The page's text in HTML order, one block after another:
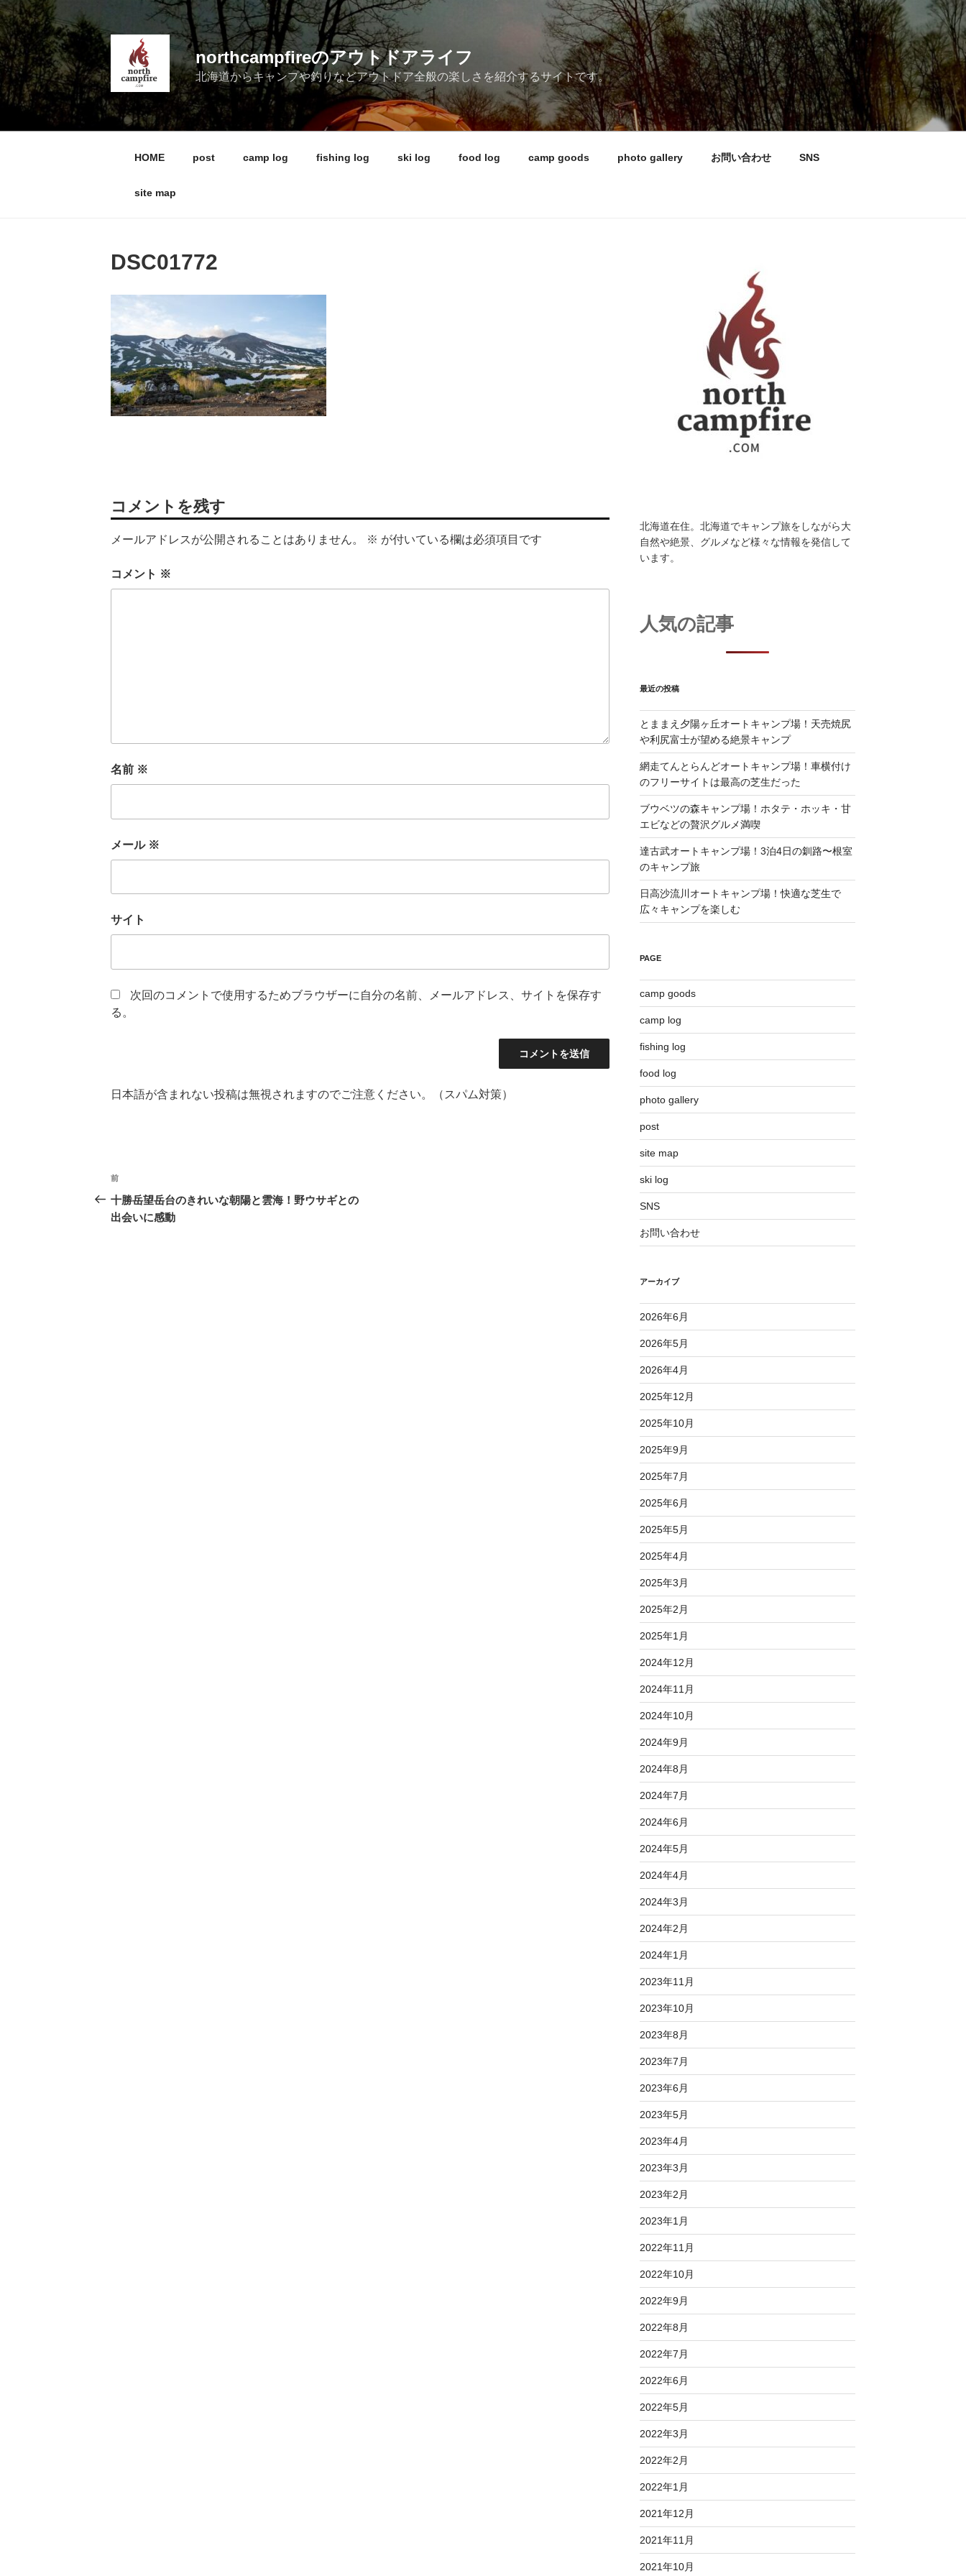
コ
ン
テ
ン
ツ
へ
キ
northcampfireのアウトドアライフ
北海道からキャンプや釣りなどアウトドア全般の楽しさを紹介するサイトです。
HOME post camp log fishing log ski log food log camp goods photo gallery お問い合わせ SNS
site map
DSC01772
コメントを残す
メールアドレスが公開されることはありません。 ※ が付いている欄は必須項目です
コメント ※
名前 ※
メール ※
サイト
次回のコメントで使用するためブラウザーに自分の名前、メールアドレス、サイトを保存す
る。
日本語が含まれない投稿は無視されますのでご注意ください。（スパム対策）
投
稿
ナ
前
の
投
前
十勝岳望岳台のきれいな朝陽と雲海！野ウサギとの
出会いに感動
北海道在住。北海道でキャンプ旅をしながら大
自然や絶景、グルメなど様々な情報を発信して
います。
人気の記事
最近の投稿
とままえ夕陽ヶ丘オートキャンプ場！天売焼尻
や利尻富士が望める絶景キャンプ
網走てんとらんどオートキャンプ場！車横付け
のフリーサイトは最高の芝生だった
ブウベツの森キャンプ場！ホタテ・ホッキ・甘
エビなどの贅沢グルメ満喫
達古武オートキャンプ場！3泊4日の釧路〜根室
のキャンプ旅
日高沙流川オートキャンプ場！快適な芝生で
広々キャンプを楽しむ
PAGE
camp goods
camp log
fishing log
food log
photo gallery
post
site map
ski log
SNS
お問い合わせ
アーカイブ
2026年6月
2026年5月
2026年4月
2025年12月
2025年10月
2025年9月
2025年7月
2025年6月
2025年5月
2025年4月
2025年3月
2025年2月
2025年1月
2024年12月
2024年11月
2024年10月
2024年9月
2024年8月
2024年7月
2024年6月
2024年5月
2024年4月
2024年3月
2024年2月
2024年1月
2023年11月
2023年10月
2023年8月
2023年7月
2023年6月
2023年5月
2023年4月
2023年3月
2023年2月
2023年1月
2022年11月
2022年10月
2022年9月
2022年8月
2022年7月
2022年6月
2022年5月
2022年3月
2022年2月
2022年1月
2021年12月
2021年11月
2021年10月